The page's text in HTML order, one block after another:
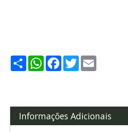
ShareWhatsApp
Facebook
Twitter
Informações Adicionais